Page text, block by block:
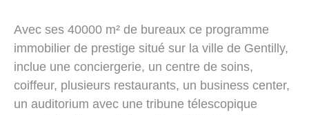
Avec ses 40000 m² de bureaux ce programme
immobilier de prestige situé sur la ville de Gentilly,
inclue une conciergerie, un centre de soins,
coiffeur, plusieurs restaurants, un business center,
un auditorium avec une tribune télescopique